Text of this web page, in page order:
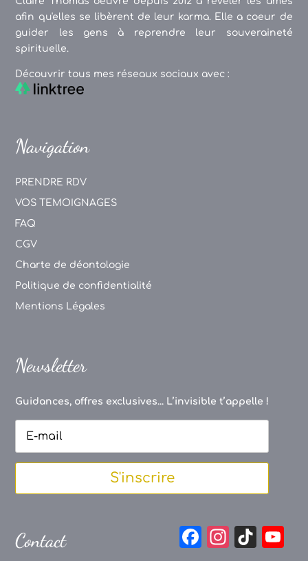
afin qu'elles se libèrent de leur karma. Elle a coeur de
guider les gens à reprendre leur souveraineté
spirituelle.
Découvrir tous mes réseaux sociaux avec :
Navigation
PRENDRE RDV
VOS TEMOIGNAGES
FAQ
CGV
Charte de déontologie
Politique de confidentialité
Mentions Légales
Newsletter
Guidances, offres exclusives... L’invisible t’appelle !
S'inscrire
Contact
F
In
Ti